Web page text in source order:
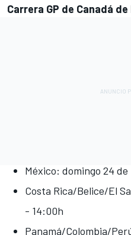
Carrera GP de Canadá de
México: domingo 24
Costa Rica/Belice/El
- 14:00h
Panamá/Colombia/